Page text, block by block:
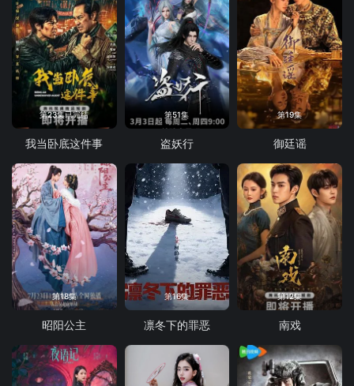
第23集已完结
我当卧底这件事
第51集
盗妖行
第19集
御廷谣
第18集
昭阳公主
第16集
凛冬下的罪恶
第12集
南戏